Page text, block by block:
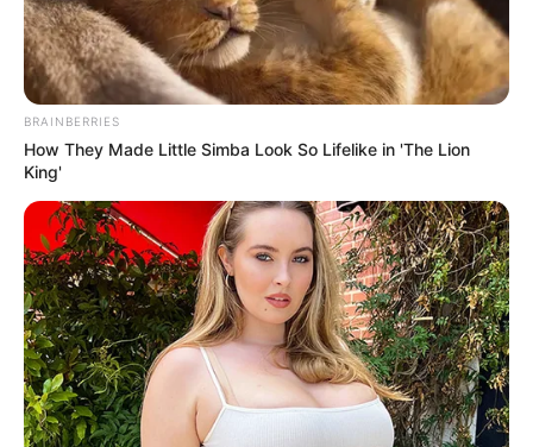
допомоги (відео)
КВІ 17, 2022
BRAINBERRIES
How They Made Little Simba Look So Lifelike in 'The Lion
King'